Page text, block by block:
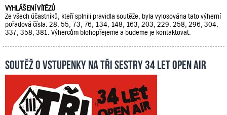
VYHLÁŠENÍ VÍTĚZŮ
Ze všech účastníků, kteří splnili pravidla soutěže, byla vylosována tato výherní
pořadová čísla: 28, 55, 73, 76, 134, 148, 163, 203, 229, 258, 296, 304,
337, 358, 381. Výhercům blohopřejeme a budeme je kontaktovat.
Soutěž o vstupenky na Tři sestry 34 let Open Air